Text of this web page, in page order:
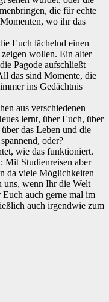
die für echte
wo ihr das
Euch lächelnd einen
wollen. Ein alter
Pagode aufschließt
das sind Momente, die
ins Gedächtnis
aus verschiedenen
lernt, über Euch, über
das Leben und die
oder?
wie das funktioniert.
Mit Studienreisen aber
da viele Möglichkeiten
uns, wenn Ihr die Welt
auch gerne mal im
auch irgendwie zum